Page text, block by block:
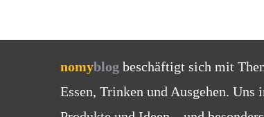
nomyblog beschäftigt sich mit
Essen, Trinken und Ausgehen. Uns